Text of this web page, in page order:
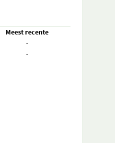
Meest recente
-
-